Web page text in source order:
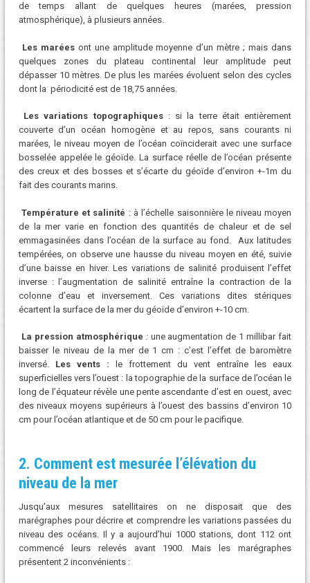
de temps allant de quelques heures (marées, pression
atmosphérique), à plusieurs années.
Les maréesont une amplitude moyenne d’un mètre ; mais dans
quelques zones du plateau continental leur amplitude peut
dépasser 10 mètres. De plus les marées évoluent selon des cycles
dont la périodicité est de 18,75 années.
Les variations topographiques: si la terre était entièrement
couverte d’un océan homogène et au repos, sans courants ni
marées, le niveau moyen de l’océan coïnciderait avec une surface
bosselée appelée le géoïde. La surface réelle de l’océan présente
des creux et des bosses et s’écarte du géoïde d’environ +-1m du
fait des courants marins.
Température et salinité : à l’échelle saisonnière le niveau moyen
de la mer varie en fonction des quantités de chaleur et de sel
emmagasinées dans l’océan de la surface au fond. Aux latitudes
tempérées, on observe une hausse du niveau moyen en été, suivie
d’une baisse en hiver. Les variations de salinité produisent l’effet
inverse : l’augmentation de salinité entraîne la contraction de la
colonne d’eau et inversement. Ces variations dites stériques
écartent la surface de la mer du géoïde d’environ +-10 cm.
La pression atmosphérique : une augmentation de 1 millibar fait
baisser le niveau de la mer de 1 cm : c’est l’effet de baromètre
inversé. Les vents : le frottement du vent entraîne les eaux
superficielles vers l’ouest : la topographie de la surface de l’océan le
long de l’équateur révèle une pente ascendante d’est en ouest, avec
des niveaux moyens supérieurs à l’ouest des bassins d’environ 10
cm pour l’océan atlantique et de 50 cm pour le pacifique.
2. Comment est mesurée l’élévation du
niveau de la mer
Jusqu’aux mesures satellitaires on ne disposait que des
marégraphes pour décrire et comprendre les variations passées du
niveau des océans. Il y a aujourd’hui 1000 stations, dont 112 ont
commencé leurs relevés avant 1900. Mais les marégraphes
présentent 2 inconvénients :